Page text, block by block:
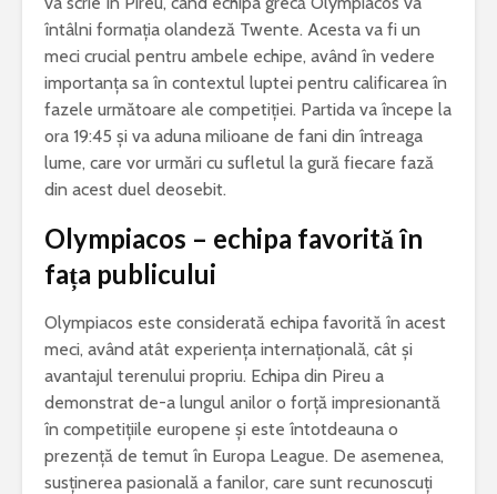
întâlni formația olandeză Twente. Acesta va fi un
meci crucial pentru ambele echipe, având în vedere
importanța sa în contextul luptei pentru calificarea în
fazele următoare ale competiției. Partida va începe la
ora 19:45 și va aduna milioane de fani din întreaga
lume, care vor urmări cu sufletul la gură fiecare fază
din acest duel deosebit.
Olympiacos – echipa favorită în
fața publicului
Olympiacos este considerată echipa favorită în acest
meci, având atât experiența internațională, cât și
avantajul terenului propriu. Echipa din Pireu a
demonstrat de-a lungul anilor o forță impresionantă
în competițiile europene și este întotdeauna o
prezență de temut în Europa League. De asemenea,
susținerea pasională a fanilor, care sunt recunoscuți